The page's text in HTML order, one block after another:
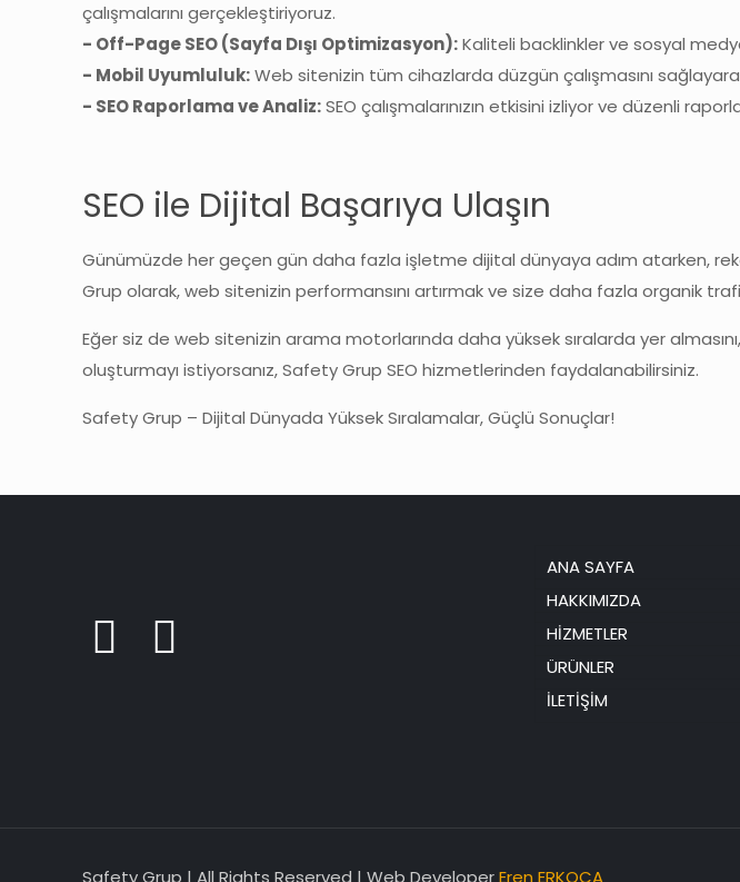
çalışmalarını gerçekleştiriyoruz.
- Off-Page SEO (Sayfa Dışı Optimizasyon):Kaliteli backlinkler ve sosyal
- Mobil Uyumluluk:Web sitenizin tüm cihazlarda düzgün çalışmasını
- SEO Raporlama ve Analiz:SEO çalışmalarınızın etkisini izliyor ve düzenli
SEO ile Dijital Başarıya Ulaşın
Günümüzde her geçen gün daha fazla işletme dijital dünyaya adım atarken,
Grup olarak, web sitenizin performansını artırmak ve size daha fazla organik
Eğer siz de web sitenizin arama motorlarında daha yüksek sıralarda yer
oluşturmayı istiyorsanız, Safety Grup SEO hizmetlerinden faydalanabilirsiniz.
Safety Grup – Dijital Dünyada Yüksek Sıralamalar, Güçlü Sonuçlar!
ANA SAYFA
HAKKIMIZDA
HİZMETLER
ÜRÜNLER
İLETİŞİM
Safety Grup | All Rights Reserved | Web DeveloperEren ERKOCA